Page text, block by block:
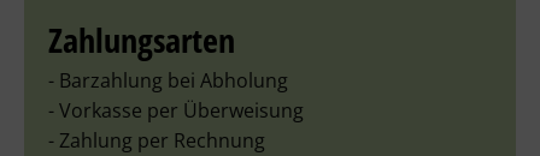
Zahlungsarten
- Barzahlung bei Abholung
- Vorkasse per Überweisung
- Zahlung per Rechnung